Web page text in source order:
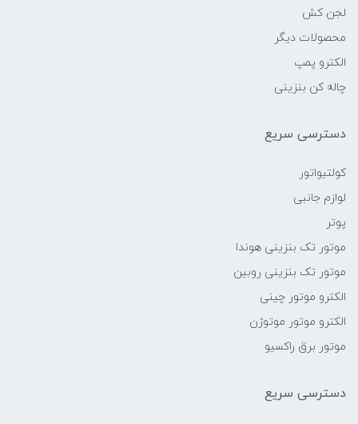
لجن کش
محصولات دیگر
الکترو پمپ
چاله کن بنزینی
دسترسی سریع
کولتیواتور
لوازم جانبی
پوتر
موتور تک بنزینی هوندا
موتور تک بنزینی روبین
الکترو موتور چینی
الکترو موتور موتوژن
موتور برق راکسیو
دسترسی سریع